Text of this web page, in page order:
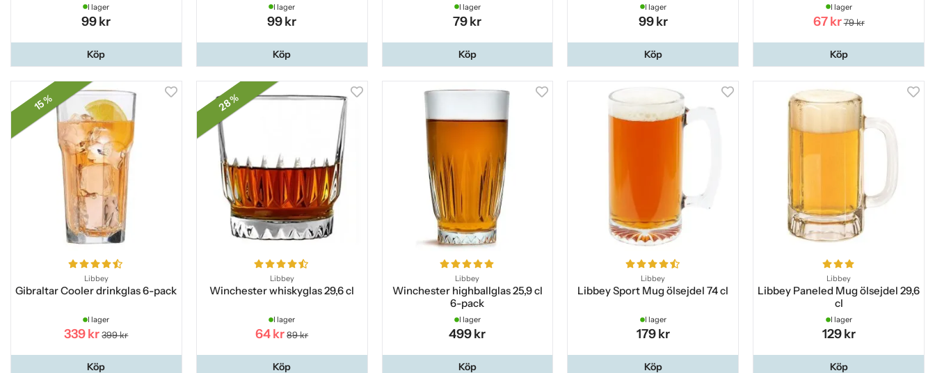
I lager
99 kr
Köp
I lager
99 kr
Köp
I lager
79 kr
Köp
I lager
99 kr
Köp
I lager
67 kr 79 kr
Köp
15 %
Libbey
Gibraltar Cooler drinkglas 6-pack
I lager
339 kr 399 kr
Köp
28 %
Libbey
Winchester whiskyglas 29,6 cl
I lager
64 kr 89 kr
Köp
Libbey
Winchester highballglas 25,9 cl
6-pack
I lager
499 kr
Köp
Libbey
Libbey Sport Mug ölsejdel 74 cl
I lager
179 kr
Köp
Libbey
Libbey Paneled Mug ölsejdel 29,6
cl
I lager
129 kr
Köp